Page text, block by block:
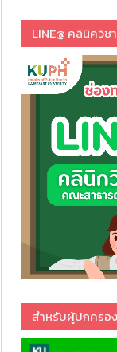
LINE@ คลินิควิช
สำหรับผู้ปกครอง